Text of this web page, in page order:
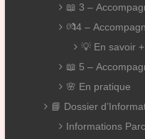
📖 3 –
💏4 –
💡 En savoir +
📖 5 –
🌸 En pratique
📘 Dossier
Informations